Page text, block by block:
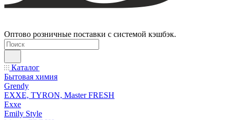
Оптово розничные поставки с системой кэшбэк.
Каталог
Бытовая химия
Grendy
EXXE, TYRON, Master FRESH
Exxe
Emily Style